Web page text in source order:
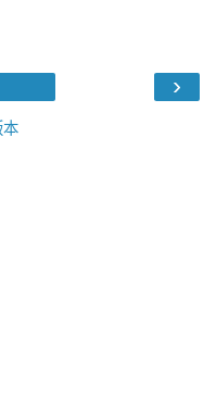
›
本